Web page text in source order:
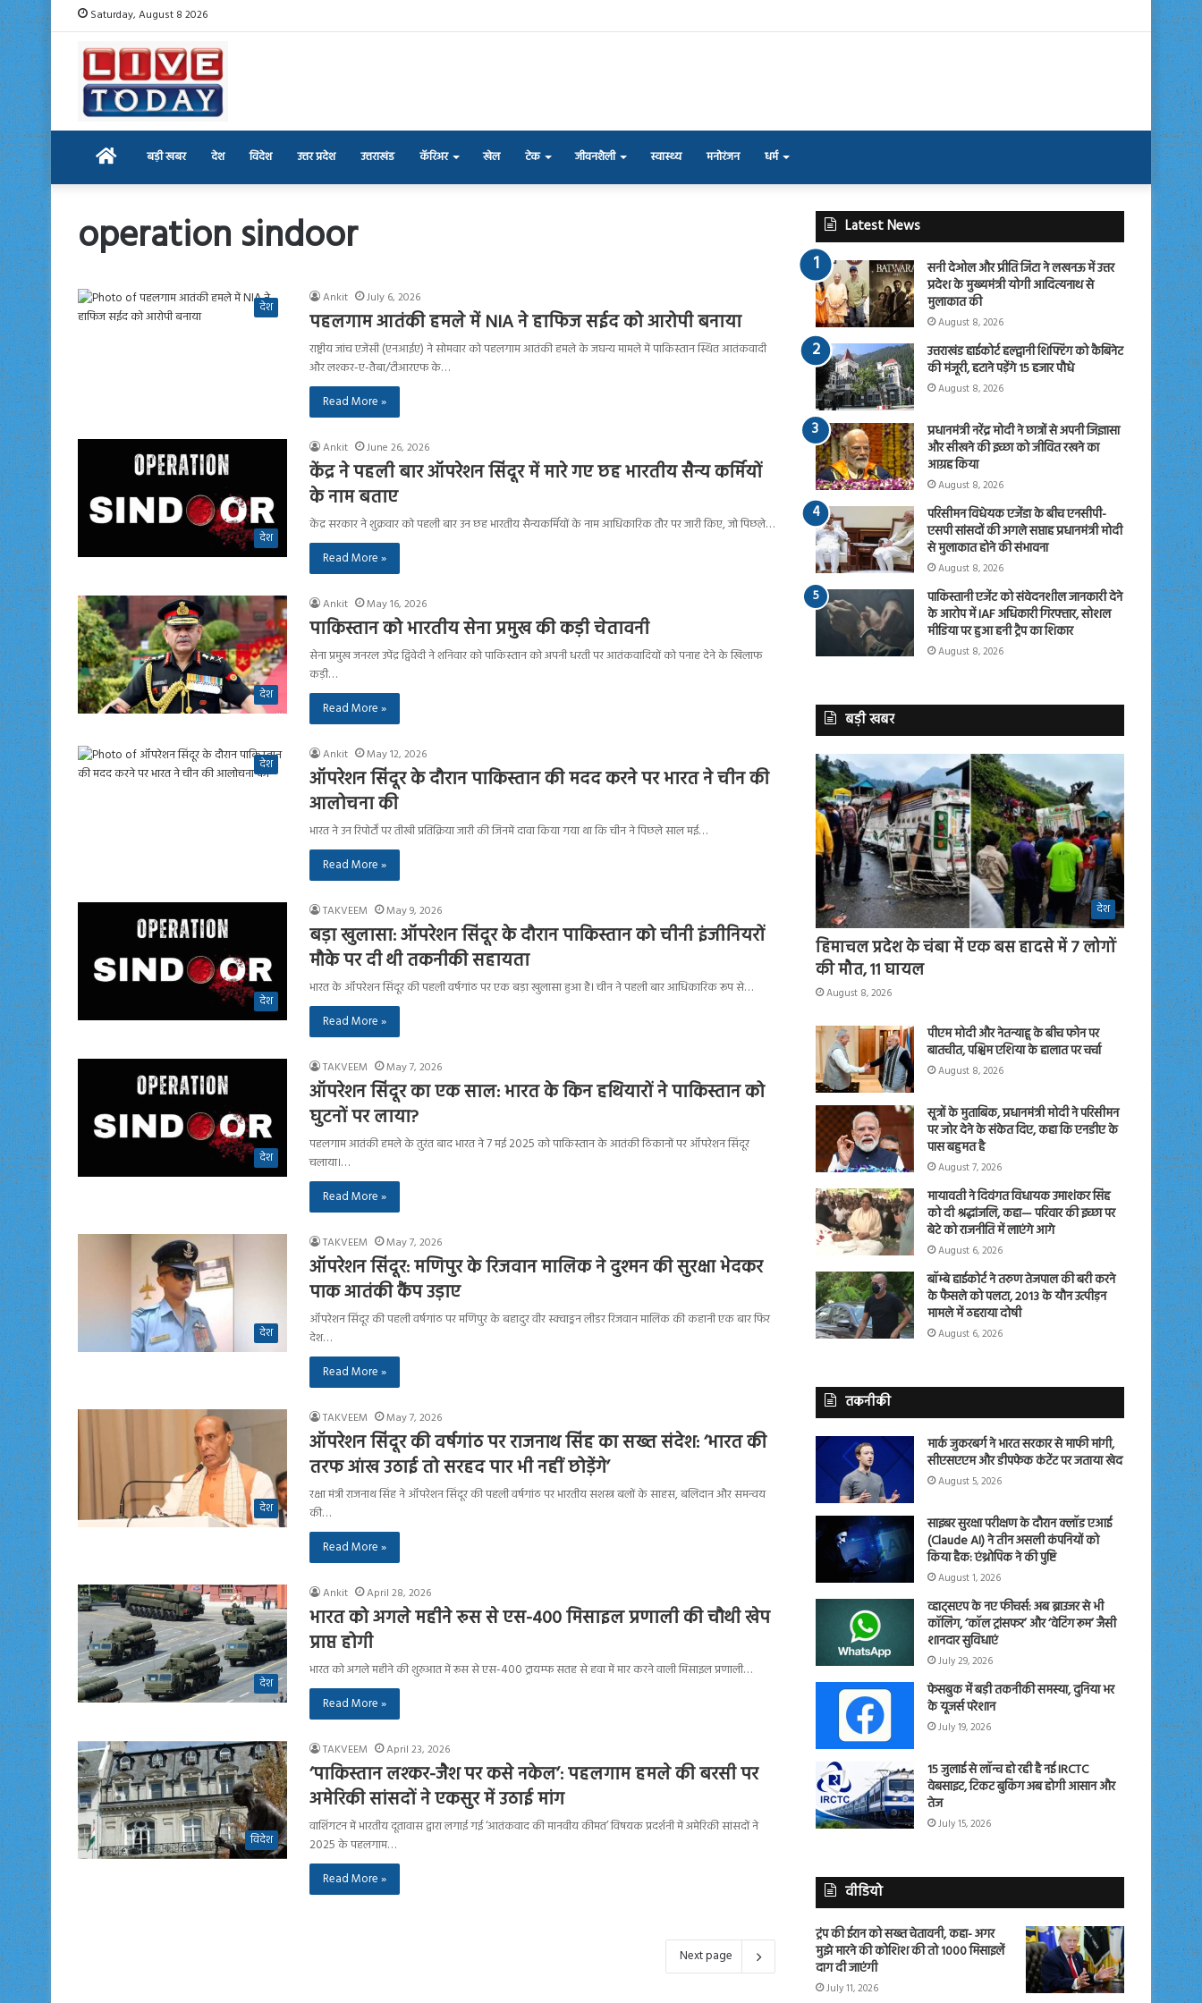
Saturday, August 8 2026
Home बड़ी खबर देश विदेश उत्तर प्रदेश उत्तराखंड कॅरिअर खेल टेक जीवनशैली स्वास्थ्य मनोरंजन धर्म
operation sindoor
देश
Ankit July 6, 2026
पहलगाम आतंकी हमले में NIA ने हाफिज सईद को आरोपी बनाया
राष्ट्रीय जांच एजेंसी (एनआईए) ने सोमवार को पहलगाम आतंकी हमले के जघन्य मामले में पाकिस्तान स्थित आतंकवादी
और लश्कर-ए-तैबा/टीआरएफ के…
Read More »
देश
Ankit June 26, 2026
केंद्र ने पहली बार ऑपरेशन सिंदूर में मारे गए छह भारतीय सैन्य कर्मियों
के नाम बताए
केंद्र सरकार ने शुक्रवार को पहली बार उन छह भारतीय सैन्यकर्मियों के नाम आधिकारिक तौर पर जारी किए, जो पिछले…
Read More »
देश
Ankit May 16, 2026
पाकिस्तान को भारतीय सेना प्रमुख की कड़ी चेतावनी
सेना प्रमुख जनरल उपेंद्र द्विवेदी ने शनिवार को पाकिस्तान को अपनी धरती पर आतंकवादियों को पनाह देने के खिलाफ
कड़ी…
Read More »
देश
Ankit May 12, 2026
ऑपरेशन सिंदूर के दौरान पाकिस्तान की मदद करने पर भारत ने चीन की
आलोचना की
भारत ने उन रिपोर्टों पर तीखी प्रतिक्रिया जारी की जिनमें दावा किया गया था कि चीन ने पिछले साल मई…
Read More »
देश
TAKVEEM May 9, 2026
बड़ा खुलासा: ऑपरेशन सिंदूर के दौरान पाकिस्तान को चीनी इंजीनियरों
मौके पर दी थी तकनीकी सहायता
भारत के ऑपरेशन सिंदूर की पहली वर्षगांठ पर एक बड़ा खुलासा हुआ है। चीन ने पहली बार आधिकारिक रूप से…
Read More »
देश
TAKVEEM May 7, 2026
ऑपरेशन सिंदूर का एक साल: भारत के किन हथियारों ने पाकिस्तान को
घुटनों पर लाया?
पहलगाम आतंकी हमले के तुरंत बाद भारत ने 7 मई 2025 को पाकिस्तान के आतंकी ठिकानों पर ऑपरेशन सिंदूर
चलाया।…
Read More »
देश
TAKVEEM May 7, 2026
ऑपरेशन सिंदूर: मणिपुर के रिजवान मालिक ने दुश्मन की सुरक्षा भेदकर
पाक आतंकी कैंप उड़ाए
ऑपरेशन सिंदूर की पहली वर्षगांठ पर मणिपुर के बहादुर वीर स्क्वाड्रन लीडर रिजवान मालिक की कहानी एक बार फिर
देश…
Read More »
देश
TAKVEEM May 7, 2026
ऑपरेशन सिंदूर की वर्षगांठ पर राजनाथ सिंह का सख्त संदेश: ‘भारत की
तरफ आंख उठाई तो सरहद पार भी नहीं छोड़ेंगे’
रक्षा मंत्री राजनाथ सिंह ने ऑपरेशन सिंदूर की पहली वर्षगांठ पर भारतीय सशस्त्र बलों के साहस, बलिदान और समन्वय
की…
Read More »
देश
Ankit April 28, 2026
भारत को अगले महीने रूस से एस-400 मिसाइल प्रणाली की चौथी खेप
प्राप्त होगी
भारत को अगले महीने की शुरुआत में रूस से एस-400 ट्रायम्फ सतह से हवा में मार करने वाली मिसाइल प्रणाली…
Read More »
विदेश
TAKVEEM April 23, 2026
‘पाकिस्तान लश्कर-जैश पर कसे नकेल’: पहलगाम हमले की बरसी पर
अमेरिकी सांसदों ने एकसुर में उठाई मांग
वाशिंगटन में भारतीय दूतावास द्वारा लगाई गई ‘आतंकवाद की मानवीय कीमत’ विषयक प्रदर्शनी में अमेरिकी सांसदों ने
2025 के पहलगाम…
Read More »
Next page
Latest News
सनी देओल और प्रीति जिंटा ने लखनऊ में उत्तर
प्रदेश के मुख्यमंत्री योगी आदित्यनाथ से
मुलाकात की
August 8, 2026
उत्तराखंड हाईकोर्ट हल्द्वानी शिफ्टिंग को कैबिनेट
की मंजूरी, हटाने पड़ेंगे 15 हजार पौधे
August 8, 2026
प्रधानमंत्री नरेंद्र मोदी ने छात्रों से अपनी जिज्ञासा
और सीखने की इच्छा को जीवित रखने का
आग्रह किया
August 8, 2026
परिसीमन विधेयक एजेंडा के बीच एनसीपी-
एसपी सांसदों की अगले सप्ताह प्रधानमंत्री मोदी
से मुलाकात होने की संभावना
August 8, 2026
पाकिस्तानी एजेंट को संवेदनशील जानकारी देने
के आरोप में IAF अधिकारी गिरफ्तार, सोशल
मीडिया पर हुआ हनी ट्रैप का शिकार
August 8, 2026
बड़ी खबर
देश
हिमाचल प्रदेश के चंबा में एक बस हादसे में 7 लोगों
की मौत, 11 घायल
August 8, 2026
पीएम मोदी और नेतन्याहू के बीच फोन पर
बातचीत, पश्चिम एशिया के हालात पर चर्चा
August 8, 2026
सूत्रों के मुताबिक, प्रधानमंत्री मोदी ने परिसीमन
पर जोर देने के संकेत दिए, कहा कि एनडीए के
पास बहुमत है
August 7, 2026
मायावती ने दिवंगत विधायक उमाशंकर सिंह
को दी श्रद्धांजलि, कहा— परिवार की इच्छा पर
बेटे को राजनीति में लाएंगे आगे
August 6, 2026
बॉम्बे हाईकोर्ट ने तरुण तेजपाल की बरी करने
के फैसले को पलटा, 2013 के यौन उत्पीड़न
मामले में ठहराया दोषी
August 6, 2026
तकनीकी
मार्क जुकरबर्ग ने भारत सरकार से माफी मांगी,
सीएसएएम और डीपफेक कंटेंट पर जताया खेद
August 5, 2026
साइबर सुरक्षा परीक्षण के दौरान क्लॉड एआई
(Claude AI) ने तीन असली कंपनियों को
किया हैक: एंथ्रोपिक ने की पुष्टि
August 1, 2026
व्हाट्सएप के नए फीचर्स: अब ब्राउजर से भी
कॉलिंग, ‘कॉल ट्रांसफर’ और ‘वेटिंग रूम’ जैसी
शानदार सुविधाएं
July 29, 2026
फेसबुक में बड़ी तकनीकी समस्या, दुनिया भर
के यूजर्स परेशान
July 19, 2026
15 जुलाई से लॉन्च हो रही है नई IRCTC
वेबसाइट, टिकट बुकिंग अब होगी आसान और
तेज
July 15, 2026
वीडियो
ट्रंप की ईरान को सख्त चेतावनी, कहा- अगर
मुझे मारने की कोशिश की तो 1000 मिसाइलें
दाग दी जाएंगी
July 11, 2026